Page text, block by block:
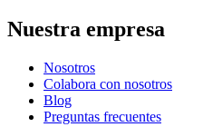
Nuestra empresa
Nosotros
Colabora con nosotros
Blog
Preguntas frecuentes